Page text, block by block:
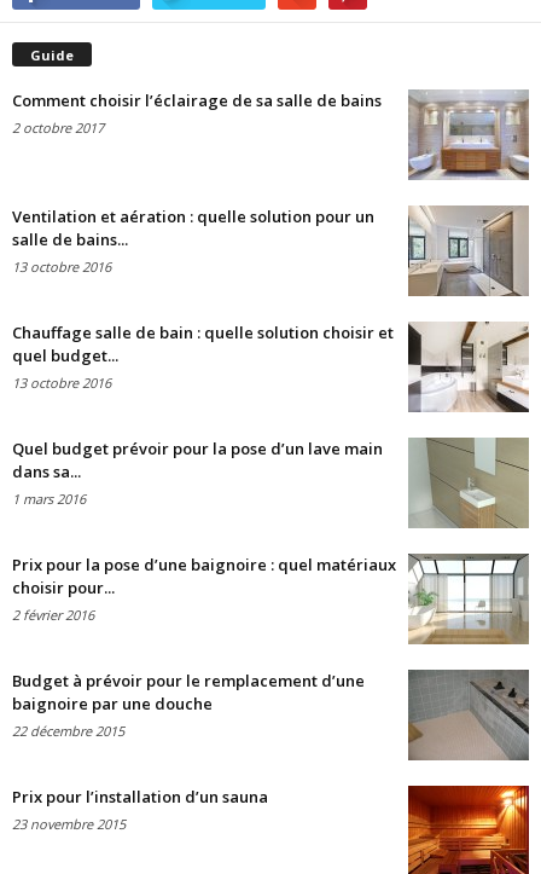
Guide
Comment choisir l’éclairage de sa salle de bains
2 octobre 2017
Ventilation et aération : quelle solution pour un
salle de bains...
13 octobre 2016
Chauffage salle de bain : quelle solution choisir et
quel budget...
13 octobre 2016
Quel budget prévoir pour la pose d’un lave main
dans sa...
1 mars 2016
Prix pour la pose d’une baignoire : quel matériaux
choisir pour...
2 février 2016
Budget à prévoir pour le remplacement d’une
baignoire par une douche
22 décembre 2015
Prix pour l’installation d’un sauna
23 novembre 2015